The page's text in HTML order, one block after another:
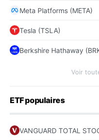
Meta Platforms (META)
Tesla (TSLA)
Berkshire Hathaway
Voir
ETF populaires
VANGUARD TOTAL